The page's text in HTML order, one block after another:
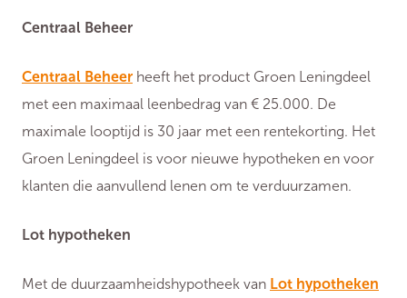
Centraal Beheer
Centraal Beheer heeft het product Groen Leningdeel
met een maximaal leenbedrag van € 25.000. De
maximale looptijd is 30 jaar met een rentekorting. Het
Groen Leningdeel is voor nieuwe hypotheken en voor
klanten die aanvullend lenen om te verduurzamen.
Lot hypotheken
Met de duurzaamheidshypotheek van Lot hypotheken